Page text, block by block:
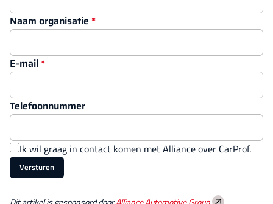
Naam organisatie
E-mail
Telefoonnummer
Ik wil graag in contact komen met Alliance over CarProf.
Versturen